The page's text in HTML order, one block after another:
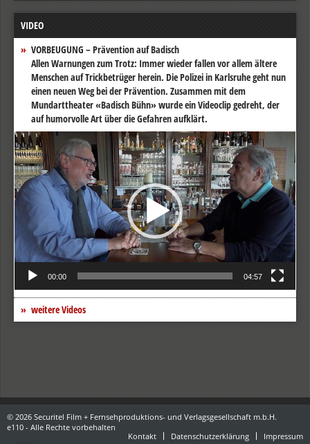
VIDEO
VORBEUGUNG – Prävention auf Badisch
Allen Warnungen zum Trotz: Immer wieder fallen vor allem ältere
Menschen auf Trickbetrüger herein. Die Polizei in Karlsruhe geht nun
einen neuen Weg bei der Prävention. Zusammen mit dem
Mundarttheater «Badisch Bühn» wurde ein Videoclip gedreht, der
auf humorvolle Art über die Gefahren aufklärt.
Video-
Player
00:00 04:57
weitere Videos
© 2026 Securitel Film + Fernsehproduktions- und Verlagsgesellschaft m.b.H.
e110 - Alle Rechte vorbehalten
Kontakt
Datenschutzerklärung Impressum